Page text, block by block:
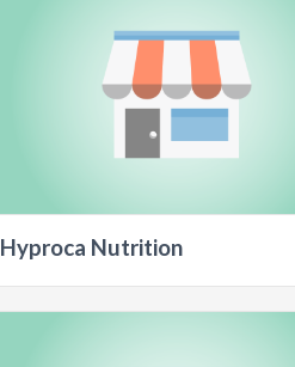
Hyproca Nutrition